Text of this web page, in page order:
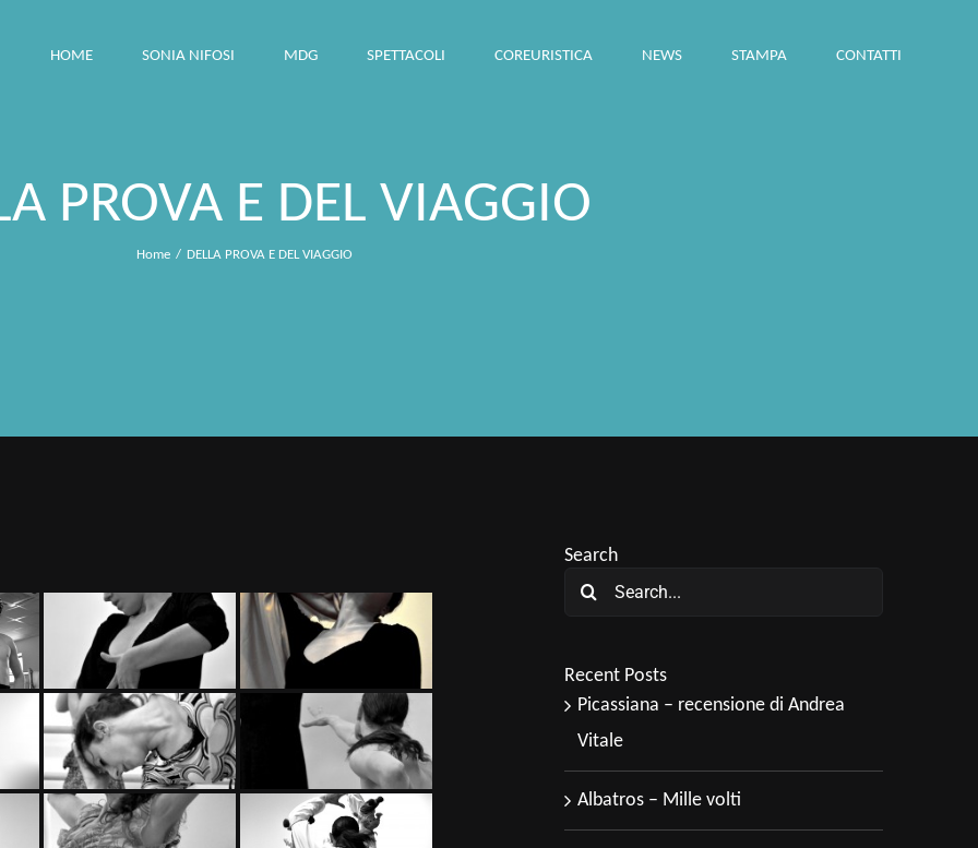
HOME SONIA NIFOSI MDG SPETTACOLI COREURISTICA NEWS STAMPA CONTATTI
PROVA E DEL VIAGGIO
Home DELLA PROVA E DEL VIAGGIO
Search
Search
Recent Posts
Picassiana – recensione di Andrea
Vitale
Albatros – Mille volti